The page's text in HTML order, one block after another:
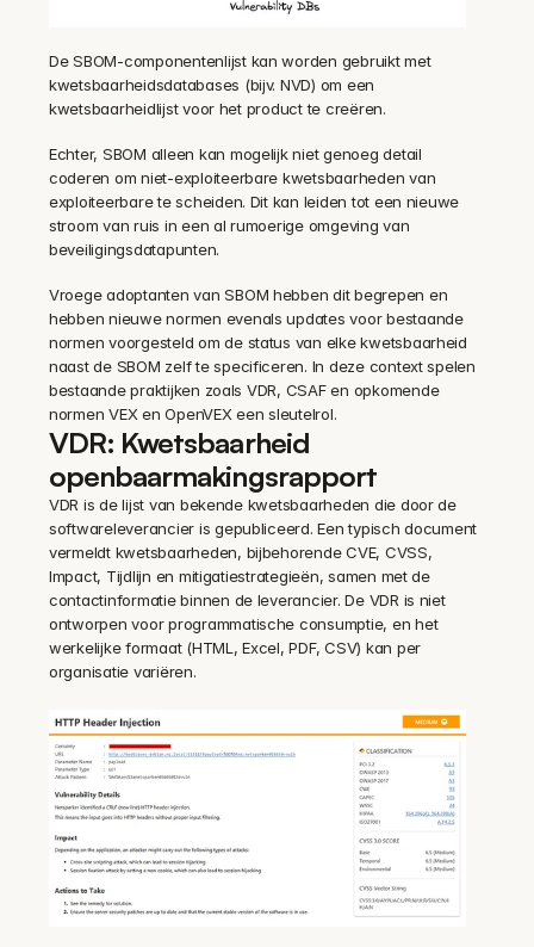
De SBOM-componentenlijst kan worden gebruikt met
kwetsbaarheidsdatabases (bijv. NVD) om een
kwetsbaarheidlijst voor het product te creëren.
Echter, SBOM alleen kan mogelijk niet genoeg detail
coderen om niet-exploiteerbare kwetsbaarheden van
exploiteerbare te scheiden. Dit kan leiden tot een nieuwe
stroom van ruis in een al rumoerige omgeving van
beveiligingsdatapunten.
Vroege adoptanten van SBOM hebben dit begrepen en
hebben nieuwe normen evenals updates voor bestaande
normen voorgesteld om de status van elke kwetsbaarheid
naast de SBOM zelf te specificeren. In deze context spelen
bestaande praktijken zoals VDR, CSAF en opkomende
normen VEX en OpenVEX een sleutelrol.
VDR: Kwetsbaarheid
openbaarmakingsrapport
VDR is de lijst van bekende kwetsbaarheden die door de
softwareleverancier is gepubliceerd. Een typisch document
vermeldt kwetsbaarheden, bijbehorende CVE, CVSS,
Impact, Tijdlijn en mitigatiestrategieën, samen met de
contactinformatie binnen de leverancier. De VDR is niet
ontworpen voor programmatische consumptie, en het
werkelijke formaat (HTML, Excel, PDF, CSV) kan per
organisatie variëren.